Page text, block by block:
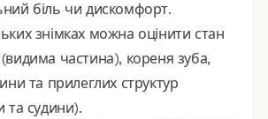
біль чи дискомфорт.
знімках можна оцінити стан
частина), кореня зуба,
та прилеглих структур
та судини).